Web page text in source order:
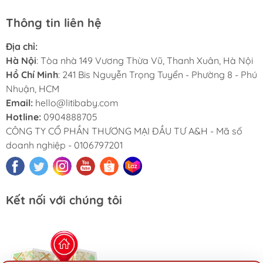
Thông tin liên hệ
Địa chỉ:
Hà Nội: Tòa nhà 149 Vương Thừa Vũ, Thanh Xuân, Hà Nội
Hồ Chí Minh: 241 Bis Nguyễn Trọng Tuyển - Phường 8 - Phú
Nhuận, HCM
Email: hello@litibaby.com
Hotline: 0904888705
CÔNG TY CỔ PHẦN THƯƠNG MẠI ĐẦU TƯ A&H - Mã số
doanh nghiệp - 0106797201
Kết nối với chúng tôi